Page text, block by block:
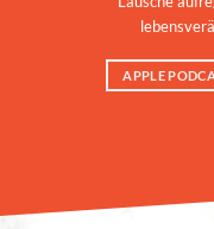
APPLE